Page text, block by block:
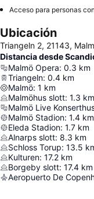
Ubicación
Triangeln 2, 21143,
Distancia desde
Malmö Opera: 0.3 km
Triangeln: 0.4 km
Malmö: 1 km
Malmöhus slott: 1.3 km
Malmö Live
Malmö Stadion: 1.4 km
Eleda Stadion: 1.7 km
Alnarps slott: 8.3 km
Schloss Torup: 13.5
Kulturen: 17.2 km
Borgeby slott: 17.4 km
Aeropuerto De